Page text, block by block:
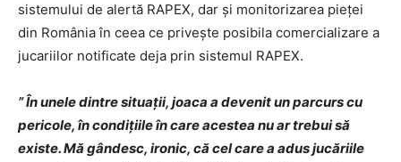
sistemului de alertă RAPEX, dar și monitorizarea pieței
din România în ceea ce privește posibila comercializare a
jucariilor notificate deja prin sistemul RAPEX.
” În unele dintre situații, joaca a devenit un parcurs cu
pericole, în condițiile în care acestea nu ar trebui să
existe. Mă gândesc, ironic, că cel care a adus jucăriile